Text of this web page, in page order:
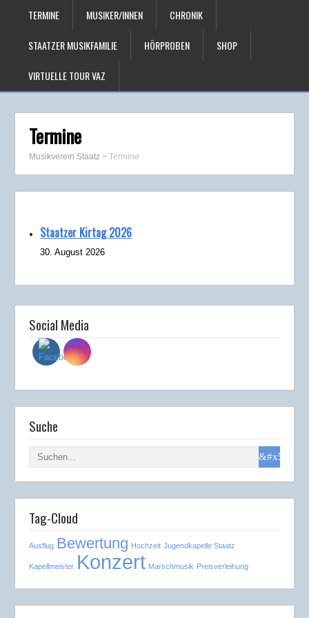
TERMINE MUSIKER/INNEN CHRONIK
STAATZER MUSIKFAMILIE HÖRPROBEN SHOP
VIRTUELLE TOUR VAZ
Termine
Musikverein Staatz >Termine
Staatzer Kirtag 2026
30. August 2026
Social Media
Suche
Tag-Cloud
Ausflug Bewertung Hochzeit Jugendkapelle Staatz
Kapellmeister Konzert Marschmusik Preisverleihung